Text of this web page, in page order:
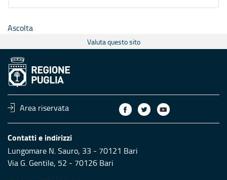
Ascolta
Valuta questo sito
Area riservata
Contatti e indirizzi
Lungomare N. Sauro, 33 - 70121 Bari
Via G. Gentile, 52 - 70126 Bari